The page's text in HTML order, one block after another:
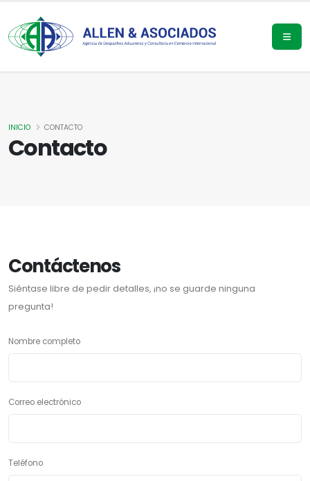
Contacto
INICIO CONTACTO
Contáctenos
Siéntase libre de pedir detalles, ¡no se guarde ninguna
pregunta!
Nombre completo
Correo electrónico
Teléfono